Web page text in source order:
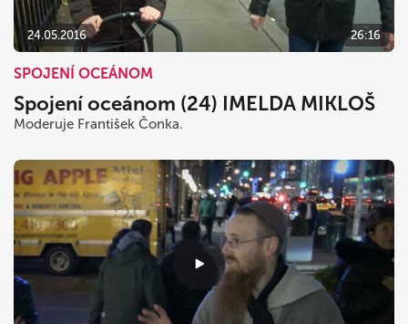
24.05.2016 26:16
SPOJENÍ OCEÁNOM
Spojení oceánom (24) IMELDA MIKLOŠ
Moderuje František Čonka.